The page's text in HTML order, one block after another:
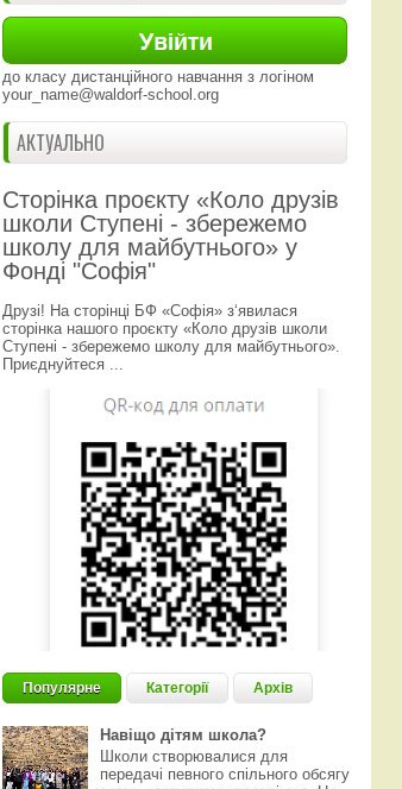
до класу дистанційного навчання з логіном
your_name@waldorf-school.org
АКТУАЛЬНО
Сторінка проєкту «Коло друзів
школи Ступені - збережемо
школу для майбутнього» у
Фонді "Софія"
Друзі! На сторінці БФ «Софія» з‘явилася
сторінка нашого проєкту «Коло друзів школи
Ступені - збережемо школу для майбутнього».
Приєднуйтеся ...
Популярне Категорії Архів
Навіщо дітям школа?
Школи створювалися для
передачі певного спільного обсягу